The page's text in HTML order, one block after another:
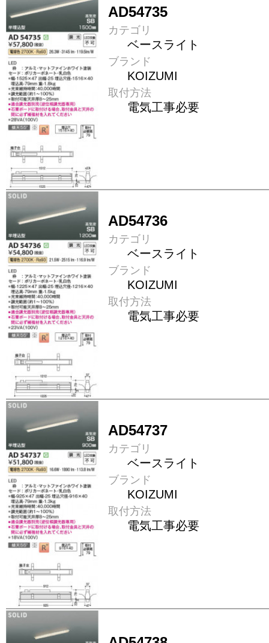
AD54735
カテゴリ
ベースライト
ブランド
KOIZUMI
取付方法
電気工事必要
AD54736
カテゴリ
ベースライト
ブランド
KOIZUMI
取付方法
電気工事必要
AD54737
カテゴリ
ベースライト
ブランド
KOIZUMI
取付方法
電気工事必要